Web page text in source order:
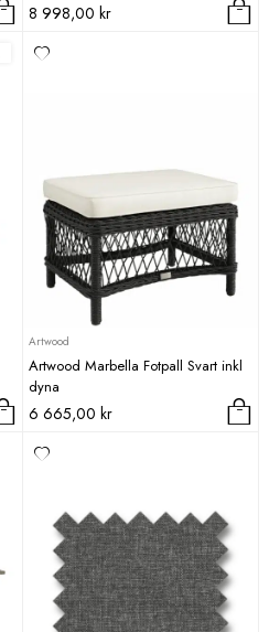
8 998,00 kr
Artwood
Artwood Marbella Fotpall Svart inkl
dyna
6 665,00 kr